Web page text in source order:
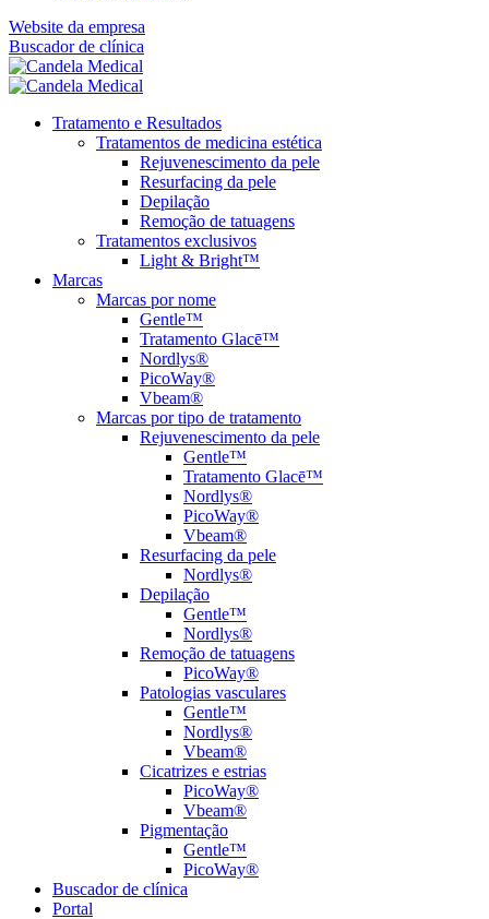
Website da empresa
Buscador de clínica
Tratamento e Resultados
Tratamentos de medicina estética
Rejuvenescimento da pele
Resurfacing da pele
Depilação
Remoção de tatuagens
Tratamentos exclusivos
Light & Bright™
Marcas
Marcas por nome
Gentle™
Tratamento Glacē™
Nordlys®
PicoWay®
Vbeam®
Marcas por tipo de tratamento
Rejuvenescimento da pele
Gentle™
Tratamento Glacē™
Nordlys®
PicoWay®
Vbeam®
Resurfacing da pele
Nordlys®
Depilação
Gentle™
Nordlys®
Remoção de tatuagens
PicoWay®
Patologias vasculares
Gentle™
Nordlys®
Vbeam®
Cicatrizes e estrias
PicoWay®
Vbeam®
Pigmentação
Gentle™
PicoWay®
Buscador de clínica
Portal